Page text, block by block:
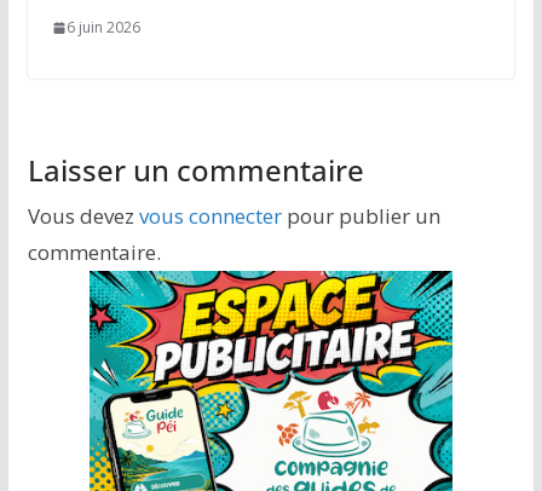
6 juin 2026
Laisser un commentaire
Vous devez vous connecterpour publier un
commentaire.